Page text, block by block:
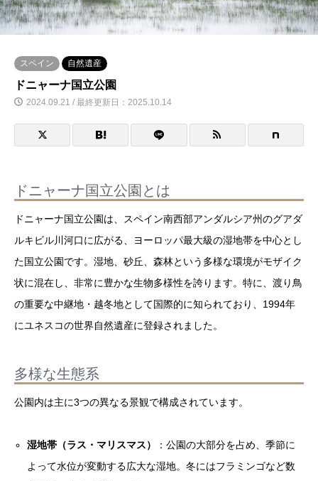
スペイン 自然遺産
ドニャーナ国立公園
2024.09.21 / 最終更新日：2025.10.14
ドニャーナ国立公園とは
ドニャーナ国立公園は、スペイン南西部アンダルシア州のグアダ
ルキビル川河口に広がる、ヨーロッパ最大級の湿地帯を中心とし
た国立公園です。湿地、砂丘、森林という多様な環境がモザイク
状に混在し、非常に豊かな生物多様性を誇ります。特に、渡り鳥
の重要な中継地・越冬地として国際的に知られており、1994年
にユネスコの世界自然遺産に登録されました。
多様な生態系
公園内は主に3つの異なる景観で構成されています。
湿地帯（ラス・マリスマス）
：公園の大部分を占め、季節に
よって水位が変動する広大な湿地。冬にはフラミンゴなど数